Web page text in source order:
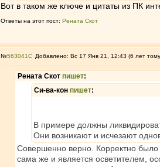
Вот в таком же ключе и цитаты из ПК
Ответы на этот пост: Рената Скот
№563041 Добавлено: Вс 17 Янв 21, 12:43 (6 лет
Рената Скот пишет:
Си-ва-кон пишет:
В примере должны
Они возникают и исчезают
Совершенно верно. Корректно было
сама же и является осветителем,